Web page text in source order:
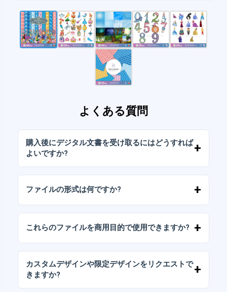
よくある質問
購入後にデジタル文書を受け取るにはどうすれば
よいですか?
イルをダウンロードできます。
ファイルの形式は何ですか?
パッケージには、AIまたはPDFファイルも含ま
れています。
これらのファイルを商用目的で使用できますか?
（変更せずに）再販しないことを条件として、
個人ライセンスと商用ライセンスが含まれてい
ます。
カスタムデザインや限定デザインをリクエストで
きますか?